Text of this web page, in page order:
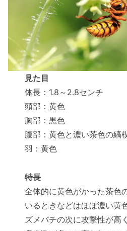
見た目
体長：1.8～2.8センチ
頭部：黄色
胸部：黒色
腹部：黄色と濃い茶色の縞
羽：黄色
特長
全体的に黄色がかった茶色
いるときなどはほぼ濃い黄
ズメバチの次に攻撃性が高